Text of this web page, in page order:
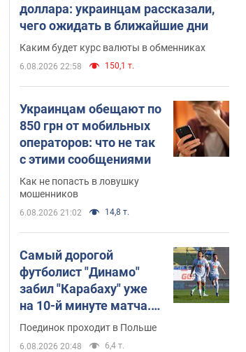
доллара: украинцам рассказали,
чего ожидать в ближайшие дни
Каким будет курс валюты в обменниках
6.08.2026 22:58 150,1 т.
Украинцам обещают по
850 грн от мобильных
операторов: что не так
с этими сообщениями
Как не попасть в ловушку
мошенников
6.08.2026 21:02 14,8 т.
Самый дорогой
футболист "Динамо"
забил "Карабаху" уже
на 10-й минуте матча.
Видео
Поединок проходит в Польше
6.08.2026 20:48 6,4 т.